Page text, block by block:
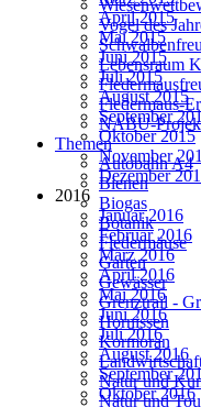
Vogel des
Lebensraum
Fledermaus-
NABU-
Themen
Autobahn A4
Bienen
Biogas
Botanik
Fledermäuse
Garten
Gewässer
Grenztrail -
Hornissen
Kormoran
Natur und
Natur und
April 2015
Mai 2015
Juni 2015
Juli 2015
August 2015
September
Oktober 2015
November
Dezember
2016
Januar 2016
Februar 2016
März 2016
April 2016
Mai 2016
Juni 2016
Juli 2016
August 2016
September
Oktober 2016